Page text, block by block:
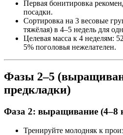
Первая бонитировка
посадки.
Сортировка на 3 весовые
тяжёлая) в 4–5 недель для
Целевая масса к 4 неделям:
5% поголовья нежелателен.
Фазы 2–5
предкладки)
Фаза 2: выращивание (4–8
Тренируйте молодняк к